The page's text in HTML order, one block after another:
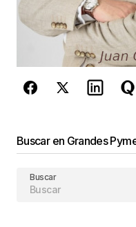
reCAPTCHA y
privacidady los
de Google se
Buscar en Grandes
Buscar